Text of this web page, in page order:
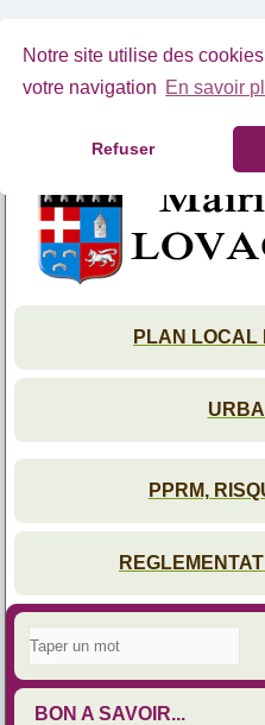
Notre site utilise des
votre navigation En savoir
Refuser
Site mobile en cours de
PLAN LOCAL
PPRM,
BON A SAVOIR...